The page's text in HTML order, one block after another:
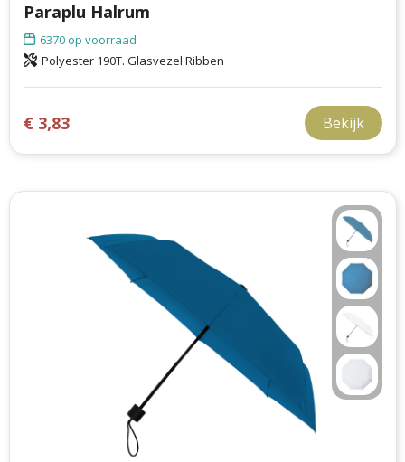
Paraplu Halrum
6370op voorraad
Polyester 190T. Glasvezel Ribben
€ 3,83 Bekijk